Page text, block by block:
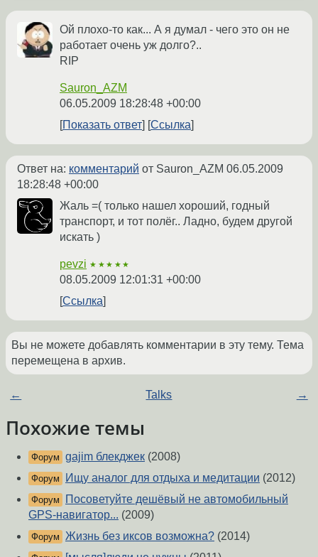
Ой плохо-то как... А я думал - чего это он не
работает очень уж долго?..
RIP
Sauron_AZM
06.05.2009 18:28:48 +00:00
Показать ответ
Ссылка
Ответ на: комментарий от Sauron_AZM 06.05.2009
18:28:48 +00:00
Жаль =( только нашел хороший, годный
транспорт, и тот полёг.. Ладно, будем другой
искать )
pevzi ★★★★★
08.05.2009 12:01:31 +00:00
Ссылка
Вы не можете добавлять комментарии в эту тему. Тема
перемещена в архив.
← Talks →
Похожие темы
Форум gajim блекджек (2008)
Форум Ищу аналог для отдыха и медитации (2012)
Форум
Посоветуйте дешёвый не автомобильный
GPS-навигатор... (2009)
Форум Жизнь без иксов возможна? (2014)